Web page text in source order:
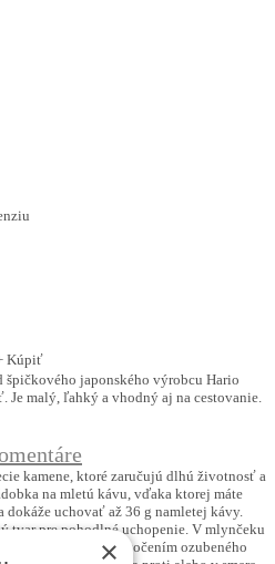
Kúpiť
japonského výrobcu Hario
Je malý, ľahký a vhodný aj na cestovanie.
kamene, ktoré zaručujú dlhú životnosť a
na mletú kávu, vďaka ktorej máte
uchovať až 36 g namletej kávy.
tvar pre pohodlné uchopenie. V mlynčeku
Uskutočníte ju pootočením ozubeného
×